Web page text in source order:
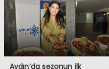
Aydın’da sezonun ilk